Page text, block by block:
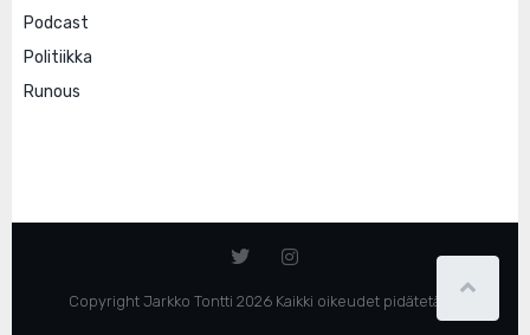
Podcast
Politiikka
Runous
Copyright Jarkko Tontti 2026 Kaikki oikeudet pidätetään.